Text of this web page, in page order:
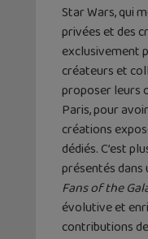
Star Wars, qui
privées et des
exclusivement
créateurs et
proposer leurs
Paris, pour
créations
dédiés. C’est
présentés dans
Fans of the
évolutive et
contributions